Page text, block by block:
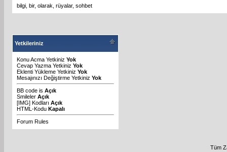
bilgi bir, olarak rüyalar, sohbet
Yetkileriniz
Konu Acma Yetkiniz Yok
Cevap Yazma Yetkiniz Yok
Eklenti Yükleme Yetkiniz Yok
Mesajınızı Değiştirme Yetkiniz Yok
BB code is Açık
Smileler Açık
[IMG] Kodları Açık
HTML-Kodu Kapalı
Forum Rules
Tüm